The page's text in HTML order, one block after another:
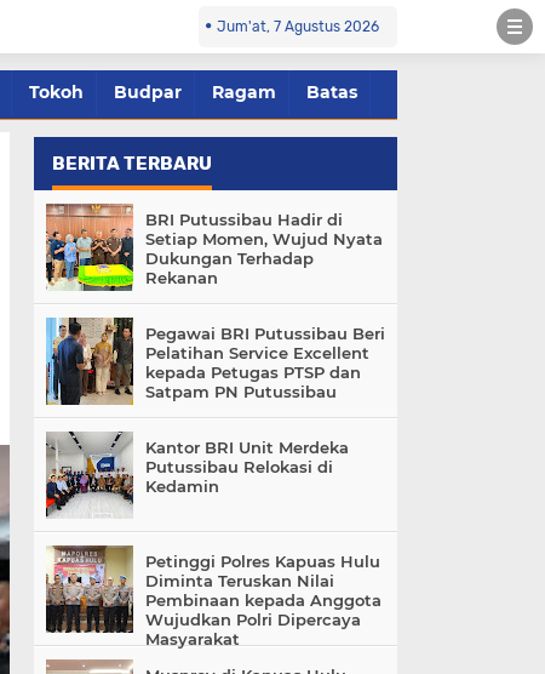
Jum'at, 7 Agustus 2026
Tokoh Budpar Ragam Batas
BERITA TERBARU
BRI Putussibau Hadir di
Setiap Momen, Wujud Nyata
Dukungan Terhadap
Rekanan
Pegawai BRI Putussibau Beri
Pelatihan Service Excellent
kepada Petugas PTSP dan
Satpam PN Putussibau
Kantor BRI Unit Merdeka
Putussibau Relokasi di
Kedamin
Petinggi Polres Kapuas Hulu
Diminta Teruskan Nilai
Pembinaan kepada Anggota
Wujudkan Polri Dipercaya
Masyarakat